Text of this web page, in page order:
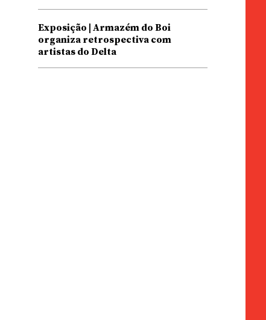
Exposição | Armazém do Boi
organiza retrospectiva com
artistas do Delta